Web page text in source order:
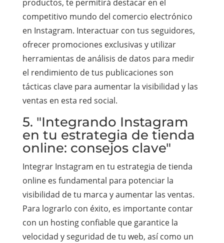
productos, te permitirá destacar en el
competitivo mundo del comercio electrónico
en Instagram. Interactuar con tus seguidores,
ofrecer promociones exclusivas y utilizar
herramientas de análisis de datos para medir
el rendimiento de tus publicaciones son
tácticas clave para aumentar la visibilidad y las
ventas en esta red social.
5. "Integrando Instagram
en tu estrategia de tienda
online: consejos clave"
Integrar Instagram en tu estrategia de tienda
online es fundamental para potenciar la
visibilidad de tu marca y aumentar las ventas.
Para lograrlo con éxito, es importante contar
con un hosting confiable que garantice la
velocidad y seguridad de tu web, así como un